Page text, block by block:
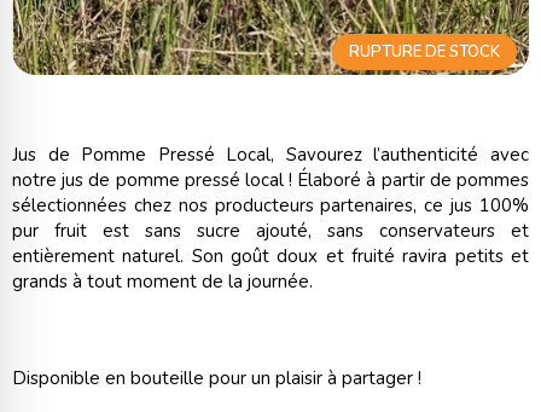
RUPTURE DE STOCK
Jus de Pomme Pressé Local, Savourez l’authenticité avec
notre jus de pomme pressé local ! Élaboré à partir de pommes
sélectionnées chez nos producteurs partenaires, ce jus 100%
pur fruit est sans sucre ajouté, sans conservateurs et
entièrement naturel. Son goût doux et fruité ravira petits et
grands à tout moment de la journée.
Disponible en bouteille pour un plaisir à partager !